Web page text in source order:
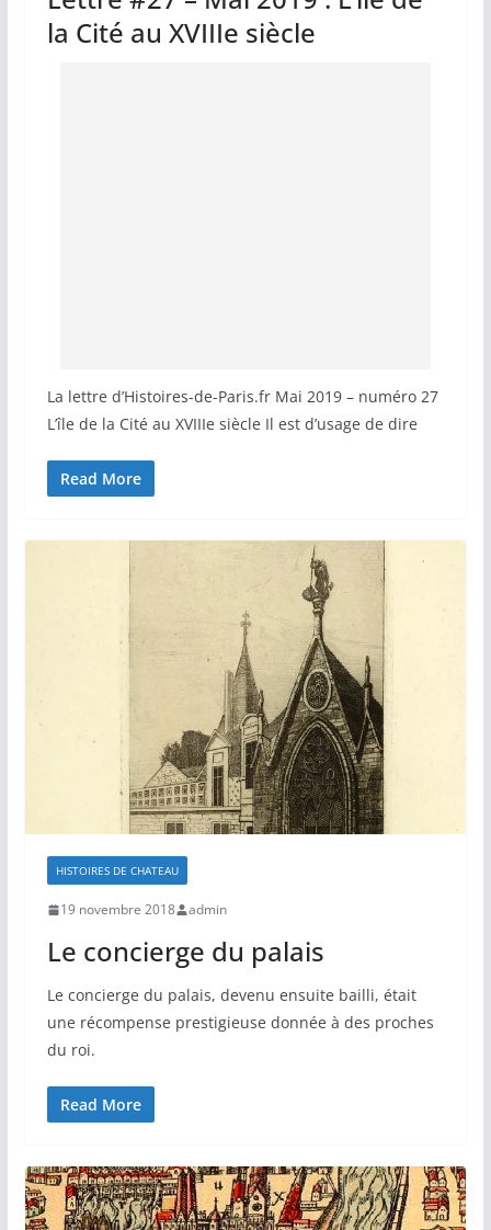
la Cité au XVIIIe siècle
La lettre d’Histoires-de-Paris.fr Mai 2019 – numéro 27
L’île de la Cité au XVIIIe siècle Il est d’usage de dire
Read More
HISTOIRES DE CHATEAU
19 novembre 2018 admin
Le concierge du palais
Le concierge du palais, devenu ensuite bailli, était
une récompense prestigieuse donnée à des proches
du roi.
Read More